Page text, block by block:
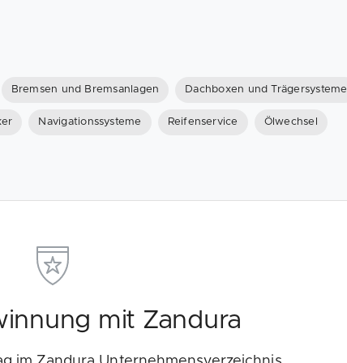
Bremsen und Bremsanlagen Dachboxen und Trägersysteme
Navigationssysteme Reifenservice Ölwechsel
mit Zandura